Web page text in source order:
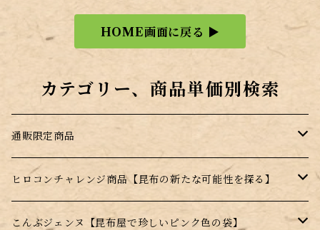
HOME画面に戻る ▶
カテゴリー、商品単価別検索
通販限定商品
訳あり商品
ギフト商品
ヒロコンチャレンジ商品【昆布の新たな可能性を探る】
昆布のサプリ（健康食品）
こんぶジェンヌ【昆布屋で珍しいピンク色の袋】